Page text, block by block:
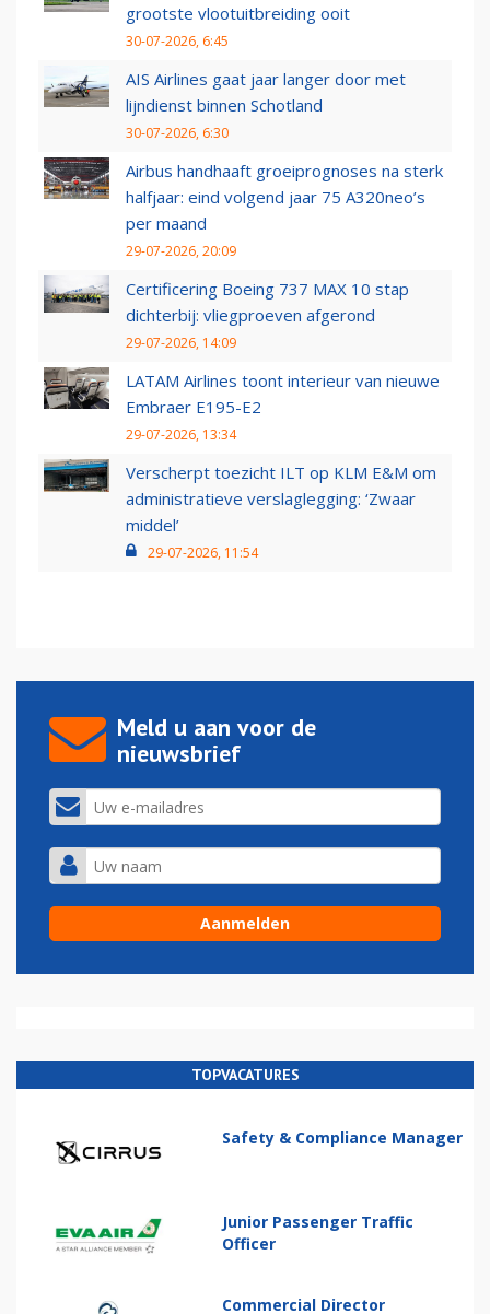
grootste vlootuitbreiding ooit
30-07-2026, 6:45
AIS Airlines gaat jaar langer door met
lijndienst binnen Schotland
30-07-2026, 6:30
Airbus handhaaft groeiprognoses na sterk
halfjaar: eind volgend jaar 75 A320neo’s
per maand
29-07-2026, 20:09
Certificering Boeing 737 MAX 10 stap
dichterbij: vliegproeven afgerond
29-07-2026, 14:09
LATAM Airlines toont interieur van nieuwe
Embraer E195-E2
29-07-2026, 13:34
Verscherpt toezicht ILT op KLM E&M om
administratieve verslaglegging: ‘Zwaar
middel’
29-07-2026, 11:54
Meld u aan voor de
nieuwsbrief
TOPVACATURES
Safety & Compliance Manager
Junior Passenger Traffic
Officer
Commercial Director